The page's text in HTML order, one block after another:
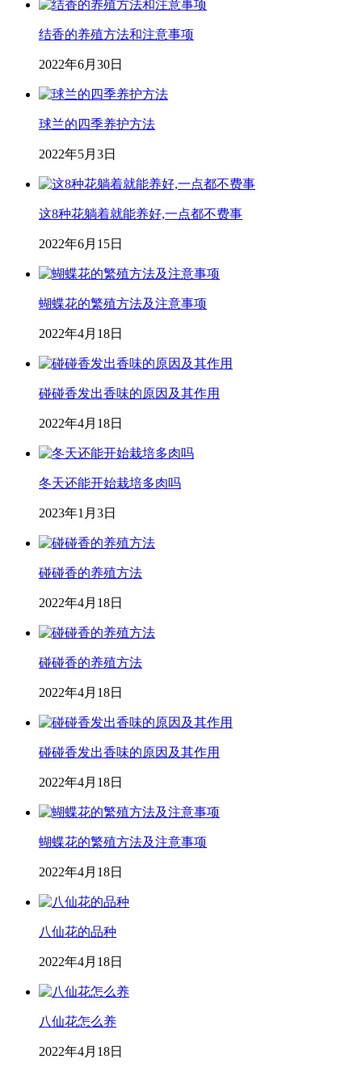
结香的养殖方法和注意事项
2022年6月30日
球兰的四季养护方法
2022年5月3日
这8种花躺着就能养好,一点都不费事
2022年6月15日
蝴蝶花的繁殖方法及注意事项
2022年4月18日
碰碰香发出香味的原因及其作用
2022年4月18日
冬天还能开始栽培多肉吗
2023年1月3日
碰碰香的养殖方法
2022年4月18日
碰碰香的养殖方法
2022年4月18日
碰碰香发出香味的原因及其作用
2022年4月18日
蝴蝶花的繁殖方法及注意事项
2022年4月18日
八仙花的品种
2022年4月18日
八仙花怎么养
2022年4月18日